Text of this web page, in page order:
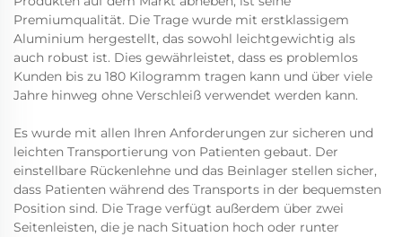
Premiumqualität. Die Trage wurde mit erstklassigem
Aluminium hergestellt, das sowohl leichtgewichtig als
auch robust ist. Dies gewährleistet, dass es problemlos
Kunden bis zu 180 Kilogramm tragen kann und über viele
Jahre hinweg ohne Verschleiß verwendet werden kann.
Es wurde mit allen Ihren Anforderungen zur sicheren und
leichten Transportierung von Patienten gebaut. Der
einstellbare Rückenlehne und das Beinlager stellen sicher,
dass Patienten während des Transports in der bequemsten
Position sind. Die Trage verfügt außerdem über zwei
Seitenleisten, die je nach Situation hoch oder runter